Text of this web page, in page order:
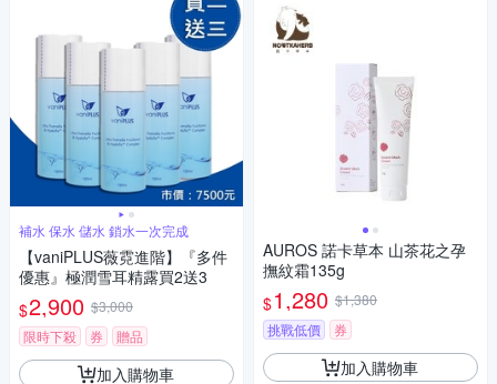
補水 保水 儲水 鎖水一次完成
【vaniPLUS薇霓進階】『多件
優惠』極潤雪耳精露買2送3
$2,900 $3,000
限時下殺
券 贈品
加入購物車
AUROS 諾卡草本 山茶花之孕
撫紋霜135g
$1,280 $1,380
挑戰低價
券
加入購物車